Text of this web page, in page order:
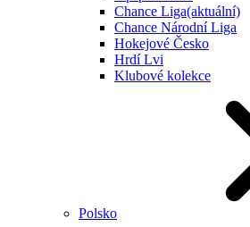
Chance Liga(aktuální)
Chance Národní Liga
Hokejové Česko
Hrdí Lvi
Klubové kolekce
Polsko